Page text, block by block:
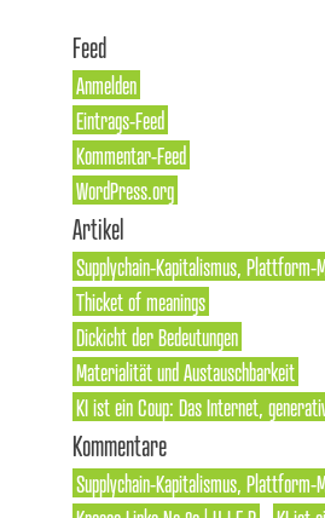
Feed
Anmelden
Eintrags-Feed
Kommentar-Feed
WordPress.org
Artikel
Supplychain-Kapitalismus, Plattform-
Thicket of meanings
Dickicht der Bedeutungen
Materialität und Austauschbarkeit
KI ist ein Coup: Das Internet,
Kommentare
Supplychain-Kapitalismus,